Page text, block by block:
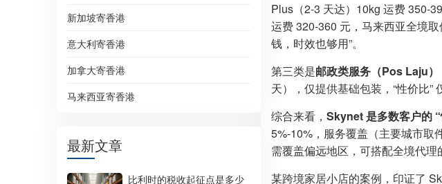
新加坡寄香港
意大利寄香港
加拿大寄香港
马来西亚寄香港
最新文章
比利时的税收起征点是多少
Plus（2-3 天达）10kg 运费 350-
运费 320-360 元，马来西亚全境
钱，时效也够用”。
第三类是邮政类服务（Pos Laju）
天），仅提供基础包装，“性价比”
综合来看， Skynet 是多数客户的
5%-10%，服务覆盖（主要城市取
需覆盖偏远地区，可搭配全境代理
某跨境家居小店的案例，印证了